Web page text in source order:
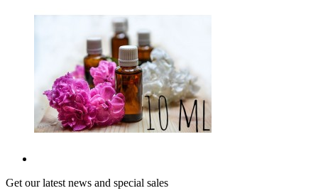
Get our latest news and special sales